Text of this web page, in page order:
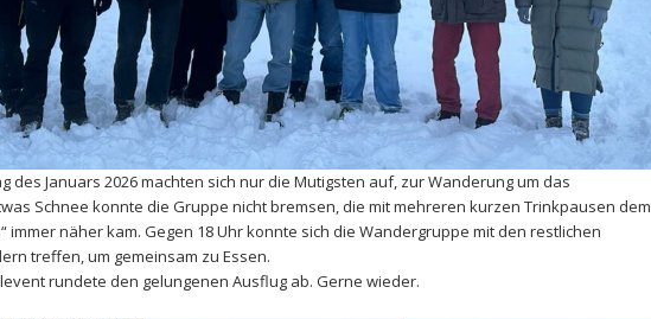
des Januars 2026 machten sich nur die Mutigsten auf, zur Wanderung um das
Schnee konnte die Gruppe nicht bremsen, die mit mehreren kurzen Trinkpausen dem
immer näher kam. Gegen 18 Uhr konnte sich die Wandergruppe mit den restlichen
treffen, um gemeinsam zu Essen.
rundete den gelungenen Ausflug ab. Gerne wieder.